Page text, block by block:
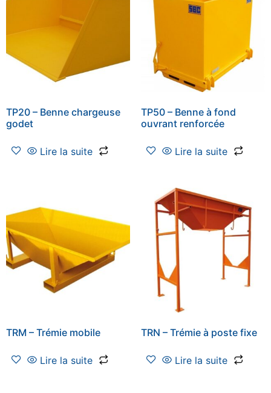
TP20 – Benne chargeuse
godet
Lire la suite
TP50 – Benne à fond
ouvrant renforcée
Lire la suite
TRM – Trémie mobile
Lire la suite
TRN – Trémie à poste fixe
Lire la suite